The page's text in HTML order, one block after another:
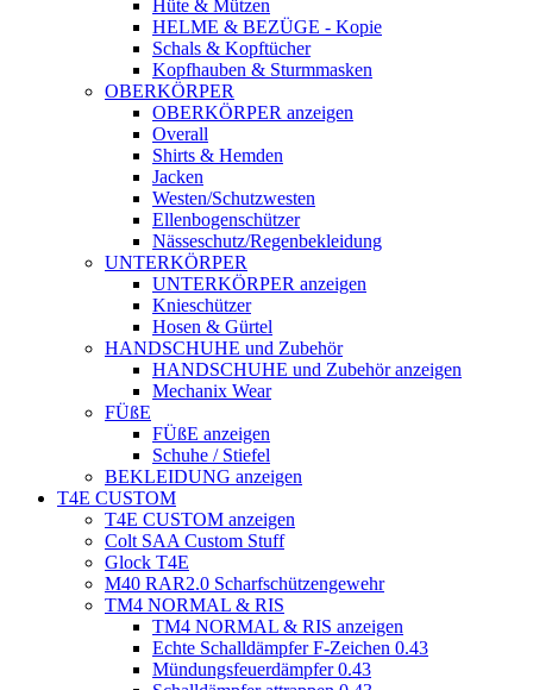
Hüte & Mützen
HELME & BEZÜGE - Kopie
Schals & Kopftücher
Kopfhauben & Sturmmasken
OBERKÖRPER
OBERKÖRPER anzeigen
Overall
Shirts & Hemden
Jacken
Westen/Schutzwesten
Ellenbogenschützer
Nässeschutz/Regenbekleidung
UNTERKÖRPER
UNTERKÖRPER anzeigen
Knieschützer
Hosen & Gürtel
HANDSCHUHE und Zubehör
HANDSCHUHE und Zubehör anzeigen
Mechanix Wear
FÜßE
FÜßE anzeigen
Schuhe / Stiefel
BEKLEIDUNG anzeigen
T4E CUSTOM
T4E CUSTOM anzeigen
Colt SAA Custom Stuff
Glock T4E
M40 RAR2.0 Scharfschützengewehr
TM4 NORMAL & RIS
TM4 NORMAL & RIS anzeigen
Echte Schalldämpfer F-Zeichen 0.43
Mündungsfeuerdämpfer 0.43